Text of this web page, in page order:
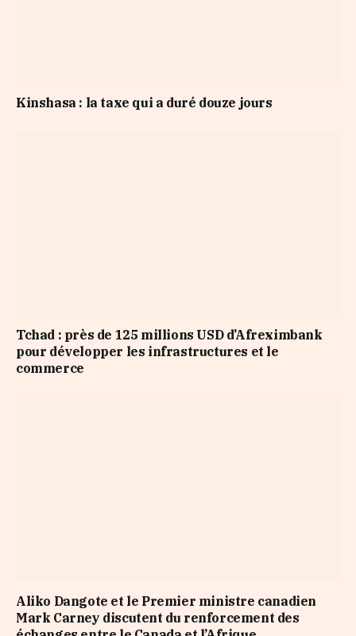
Kinshasa : la taxe qui a duré douze jours
Tchad : près de 125 millions USD d’Afreximbank
pour développer les infrastructures et le
commerce
Aliko Dangote et le Premier ministre canadien
Mark Carney discutent du renforcement des